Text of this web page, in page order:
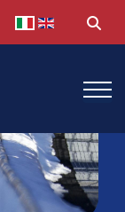
Seleziona la